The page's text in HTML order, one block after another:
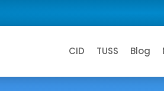
CID TUSS Blog